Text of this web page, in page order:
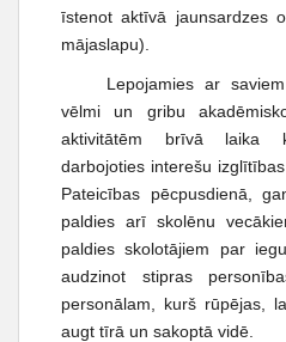
īstenot aktīvā jaunsardzes
mājaslapu).
Lepojamies ar
vēlmi un gribu
aktivitātēm brīvā laika
darbojoties interešu
Pateicības pēcpusdienā,
paldies arī skolēnu
paldies skolotājiem par
audzinot stipras
personālam, kurš rūpējas,
augt tīrā un sakoptā vidē.